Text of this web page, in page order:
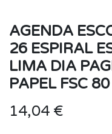
AGENDA
26 ESPIRAL
LIMA DIA
PAPEL FSC
14,04 €